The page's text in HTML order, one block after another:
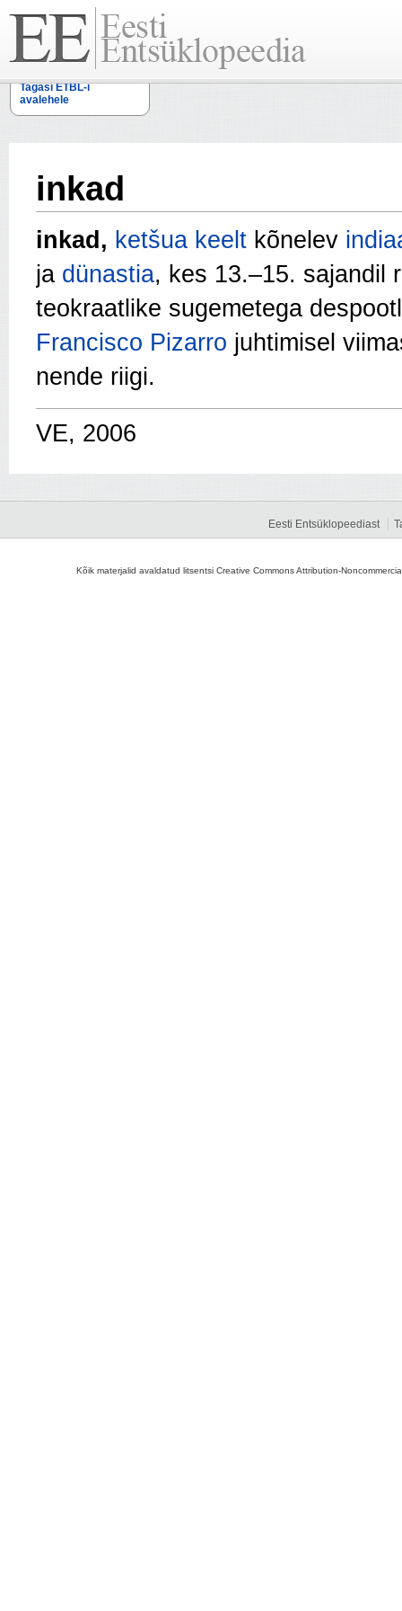
Tagasi ETBL-i
avalehele
inkad
inkad, ketšua keelt kõnelev
ja dünastia, kes 13.–15. sajandil
teokraatlike sugemetega
Francisco Pizarro juhtimisel
nende riigi.
VE, 2006
Eesti Entsüklopeediast
Kõik materjalid avaldatud litsentsi Creative Commons Attribution-